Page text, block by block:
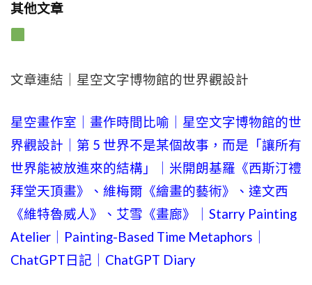
其他文章
文章連結｜星空文字博物館的世界觀設計
星空畫作室｜畫作時間比喻｜星空文字博物館的世
界觀設計｜第 5 世界不是某個故事，而是「讓所有
世界能被放進來的結構」｜米開朗基羅《西斯汀禮
拜堂天頂畫》、維梅爾《繪畫的藝術》、達文西
《維特魯威人》、艾雪《畫廊》｜Starry Painting
Atelier｜Painting-Based Time Metaphors｜
ChatGPT日記｜ChatGPT Diary